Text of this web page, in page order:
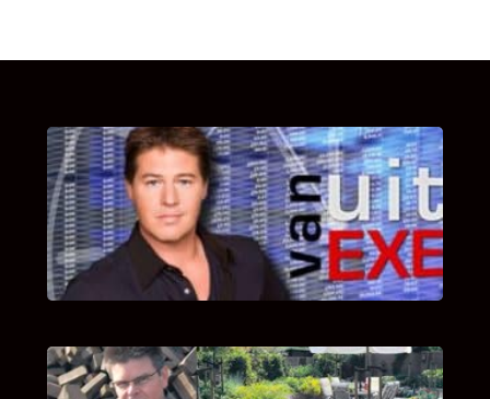
UITSTEL VAN EXECUTIE
Bekijk hier de fragmenten van de deelname
van Bricks and Stones aan dit programma.
INTERVIEW MET HANS BOEREMA